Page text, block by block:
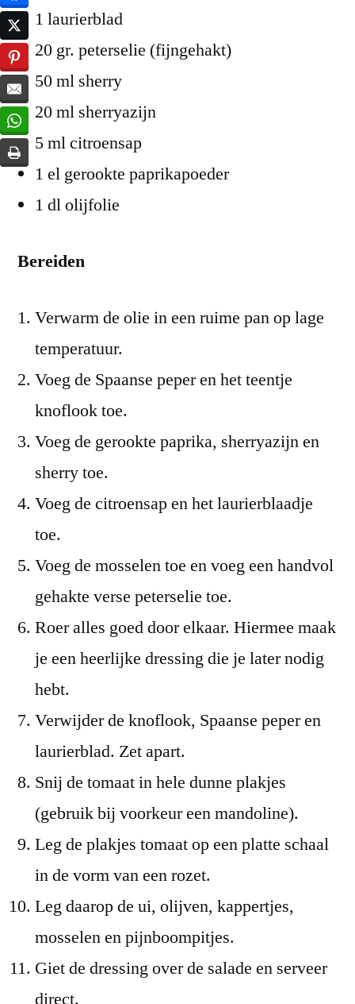
1 laurierblad
20 gr. peterselie (fijngehakt)
50 ml sherry
20 ml sherryazijn
5 ml citroensap
1 el gerookte paprikapoeder
1 dl olijfolie
Bereiden
Verwarm de olie in een ruime pan op lage
temperatuur.
Voeg de Spaanse peper en het teentje
knoflook toe.
Voeg de gerookte paprika, sherryazijn en
sherry toe.
Voeg de citroensap en het laurierblaadje
toe.
Voeg de mosselen toe en voeg een handvol
gehakte verse peterselie toe.
Roer alles goed door elkaar. Hiermee maak
je een heerlijke dressing die je later nodig
hebt.
Verwijder de knoflook, Spaanse peper en
laurierblad. Zet apart.
Snij de tomaat in hele dunne plakjes
(gebruik bij voorkeur een mandoline).
Leg de plakjes tomaat op een platte schaal
in de vorm van een rozet.
Leg daarop de ui, olijven, kappertjes,
mosselen en pijnboompitjes.
Giet de dressing over de salade en serveer
direct.